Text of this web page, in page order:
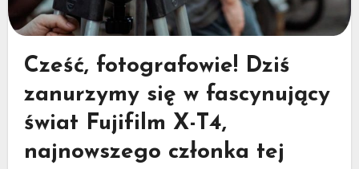
Cześć, fotografowie! Dziś
zanurzymy się w fascynujący
świat Fujifilm X-T4,
najnowszego członka tej